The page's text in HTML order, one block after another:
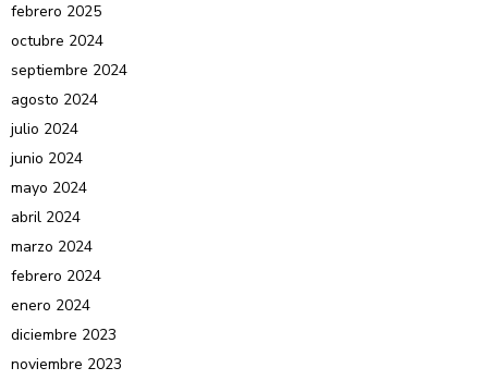
febrero 2025
octubre 2024
septiembre 2024
agosto 2024
julio 2024
junio 2024
mayo 2024
abril 2024
marzo 2024
febrero 2024
enero 2024
diciembre 2023
noviembre 2023